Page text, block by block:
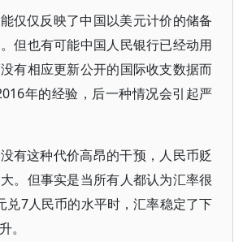
仅仅反映了中国以美元计价的储备
但也有可能中国人民银行已经动用
有相应更新公开的国际收支数据而
年的经验，后一种情况会引起严
有这种代价高昂的干预，人民币贬
。但事实是当所有人都认为汇率很
兑7人民币的水平时，汇率稳定了下
。